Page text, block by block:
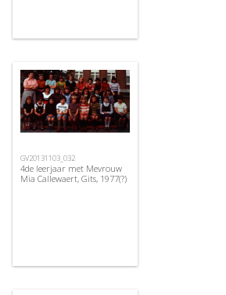
GV20131103_032
4de leerjaar met Mevrouw
Mia Callewaert, Gits, 1977(?)